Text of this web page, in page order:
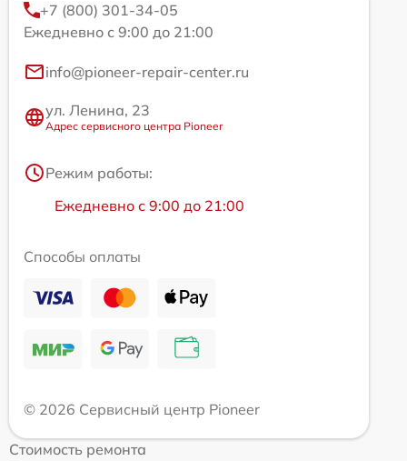
+7 (800) 301-34-05
Ежедневно с 9:00 до 21:00
info@pioneer-repair-center.ru
ул. Ленина, 23
Адрес сервисного центра Pioneer
Режим работы:
Ежедневно с 9:00 до 21:00
Способы оплаты
© 2026 Сервисный центр Pioneer
Стоимость ремонта